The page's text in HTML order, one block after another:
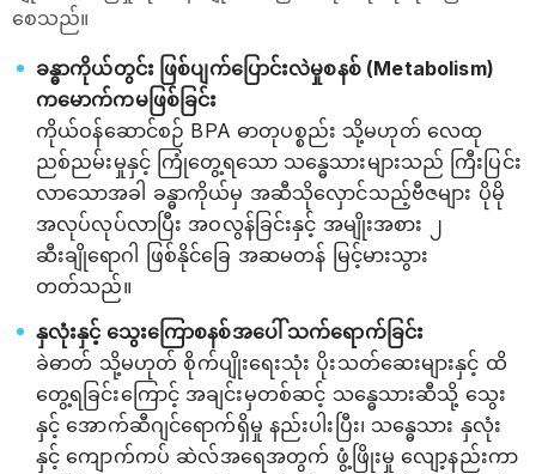
စေသည်။
ခန္ဓာကိုယ်တွင်း ဖြစ်ပျက်ပြောင်းလဲမှုစနစ် (Metabolism)
ကမောက်ကမဖြစ်ခြင်း
ကိုယ်ဝန်ဆောင်စဉ် BPA ဓာတုပစ္စည်း သို့မဟုတ် လေထု
ညစ်ညမ်းမှုနှင့် ကြုံတွေ့ရသော သန္ဓေသားများသည် ကြီးပြင်း
လာသောအခါ ခန္ဓာကိုယ်မှ အဆီသိုလှောင်သည့်ဗီဇများ ပိုမို
အလုပ်လုပ်လာပြီး အဝလွန်ခြင်းနှင့် အမျိုးအစား ၂
ဆီးချိုရောဂါ ဖြစ်နိုင်ခြေ အဆမတန် မြင့်မားသွား
တတ်သည်။
နှလုံးနှင့် သွေးကြောစနစ်အပေါ် သက်ရောက်ခြင်း
ခဲဓာတ် သို့မဟုတ် စိုက်ပျိုးရေးသုံး ပိုးသတ်ဆေးများနှင့် ထိ
တွေ့ရခြင်းကြောင့် အချင်းမှတစ်ဆင့် သန္ဓေသားဆီသို့ သွေး
နှင့် အောက်ဆီဂျင်ရောက်ရှိမှု နည်းပါးပြီး၊ သန္ဓေသား နှလုံး
နှင့် ကျောက်ကပ် ဆဲလ်အရေအတွက် ဖွံ့ဖြိုးမှု လျော့နည်းကာ